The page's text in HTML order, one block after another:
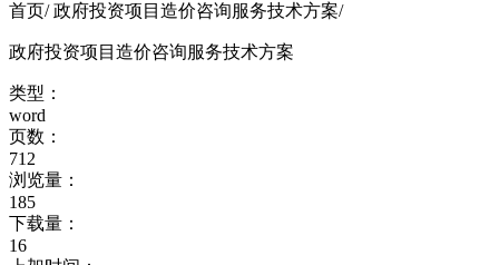
首页/ 政府投资项目造价咨询服务技术方案/
政府投资项目造价咨询服务技术方案
类型：
word
页数：
712
浏览量：
185
下载量：
16